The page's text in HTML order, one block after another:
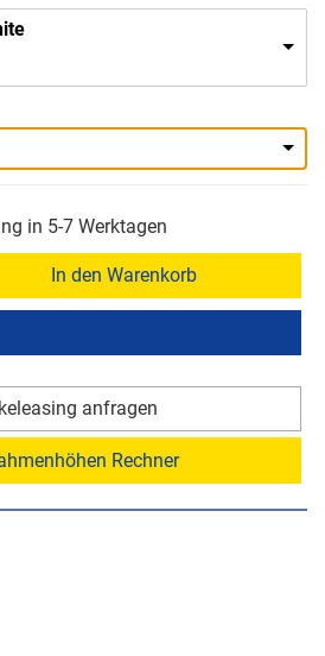
in 5-7 Werktagen
In den Warenkorb
anfragen
Rechner